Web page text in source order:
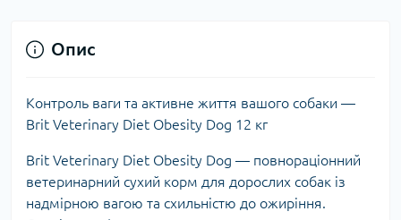
Опис
Контроль ваги та активне життя вашого собаки —
Brit Veterinary Diet Obesity Dog 12 кг
Brit Veterinary Diet Obesity Dog — повнораціонний
ветеринарний сухий корм для дорослих собак із
надмірною вагою та схильністю до ожиріння.